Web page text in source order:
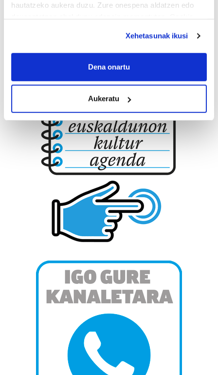
hautatzeko aukera duzu. Zure onespena aldatzen edo
If you allow, we would also like to:
Collect information about your geographical
Identify your device by actively scanning it for
specific characteristics (fingerprinting)
Find out more about how your personal data is processed
and set your preferences in the details section
Guk eta gure bazkideek zure datu pertsonalak
prozesatzen ditugu, zure IP zenbakia, besteak beste,
teknologia erabiliz, cookieak adibidez, iragarki eta eduki
pertsonalizatuak eskaintzeko, iragarkiak eta edukia
neurtzeko, jendeari buruzko informazioa biltzeko eta
produktuak garatzeko. Zure datuak nork eta zertarako
erabiltzen dituen hauta dezakezu.
interes komertzial legitimoetan babesten dira. Ikusi gure
bazkideen zerrenda, beren ustez zein helburutarako
duten interes legitimoa eta horren aurka nola egin
dezakezun ikusteko.
Lortu zure datu pertsonalak prozesatzeko moduari
buruzko informazio gehiago eta ezarri zure lehentasunak
datuen atalean. Edozein unetan alda edo ken dezakezu
zure baimena Cookieen adierazpenean.
Xehetasunak ikusi
Dena onartu
Aukeratu